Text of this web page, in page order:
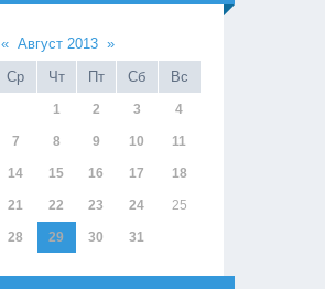
« Август 2013 »
Ср Чт Пт Сб Вс
1 2 3 4
7 8 9 10 11
14 15 16 17 18
21 22 23 24 25
28 29 30 31